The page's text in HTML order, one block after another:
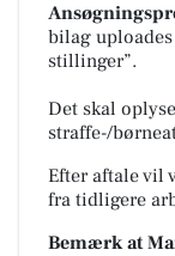
bilag
stillinger”.
Det skal
straffe-/
Efter aftale vil
fra tidligere
Bemærk at